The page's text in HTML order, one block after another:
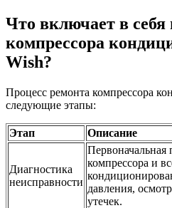
Что включает в себя
компрессора
Wish?
Процесс ремонта компрессора
следующие этапы:
Этап Описание
Диагностика
неисправности
Первоначальная
компрессора и
давления,
утечек.